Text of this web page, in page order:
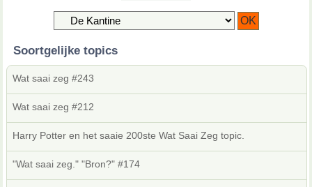
Soortgelijke topics
Wat saai zeg #243
Wat saai zeg #212
Harry Potter en het saaie 200ste Wat Saai Zeg topic.
"Wat saai zeg." "Bron?" #174